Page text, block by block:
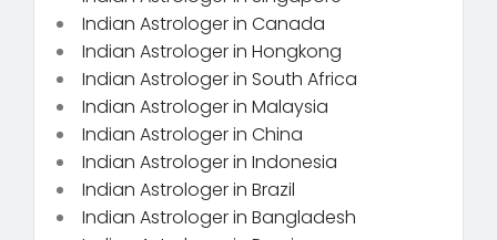
Indian Astrologer in Canada
Indian Astrologer in Hongkong
Indian Astrologer in South Africa
Indian Astrologer in Malaysia
Indian Astrologer in China
Indian Astrologer in Indonesia
Indian Astrologer in Brazil
Indian Astrologer in Bangladesh